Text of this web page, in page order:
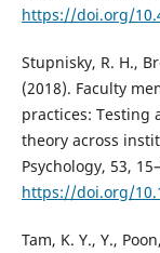
https://doi.org/
Stupnisky, R. H.,
(2018). Faculty
practices: Testing
theory across
Psychology, 53,
https://doi.org/
Tam, K. Y., Y.,